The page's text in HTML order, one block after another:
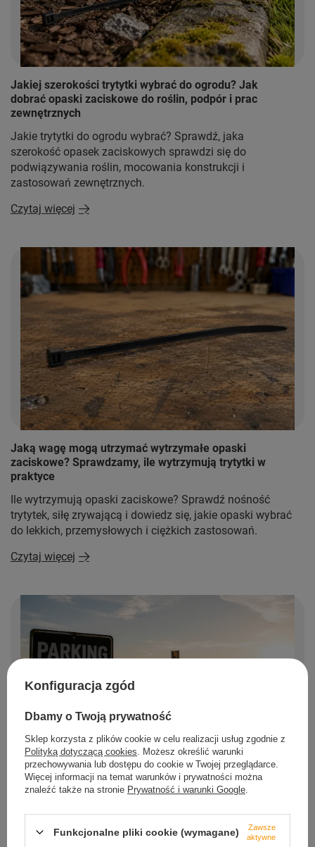
Jakiej szerokości trytytki wybrać do ogrodu? Jak
dobrać opaski zaciskowe do roślin, podpór i prac
zewnętrznych
Jakie trytytki do ogrodu wybrać? Sprawdź, jaka
szerokość opasek zaciskowych sprawdzi się do
podwiązywania roślin, mocowania konstrukcji i
zastosowań zewnętrznych.
Czytaj więcej
Jaką wagę mogą utrzymać wytrzymałe opaski
zaciskowe? Sprawdzamy, ile wytrzymują trytytki w
praktyce
Ile wytrzymują opaski zaciskowe? Sprawdź nośność
trytytek, siłę zrywającą i dowiedz się, jakie opaski wybrać
do lekkich, przemysłowych i ciężkich zastosowań.
Czytaj więcej
Jak wyznaczyć miejsca parkingowe na festiwalach?
Konfiguracja zgód
Dbamy o Twoją prywatność
Sklep korzysta z plików cookie w celu realizacji usług zgodnie z
Polityką dotyczącą cookies . Możesz określić warunki
przechowywania lub dostępu do cookie w Twojej przeglądarce.
Więcej informacji na temat warunków i prywatności można
znaleźć także na stronie Prywatność i warunki Google
Funkcjonalne pliki cookie (wymagane)
Zawsze
aktywne